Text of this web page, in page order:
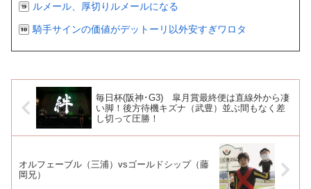
ルメール、厚切りルメールになる
騎手サインの価値がデットーリ以外安すぎワロタ
毎日杯(阪神･G3) 皐月賞最終便は直線外から凄
い脚！後方待機キズナ（武豊）並ぶ間もなく差
し切って圧勝！
オルフェーブル（三浦）vsゴールドシップ（藤
岡兄）